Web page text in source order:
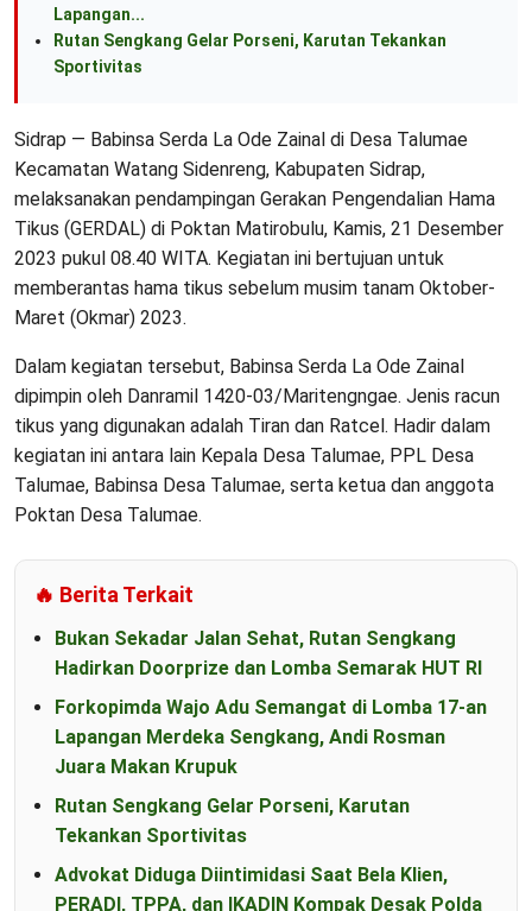
Lapangan...
Rutan Sengkang Gelar Porseni, Karutan Tekankan
Sportivitas
Sidrap — Babinsa Serda La Ode Zainal di Desa Talumae
Kecamatan Watang Sidenreng, Kabupaten Sidrap,
melaksanakan pendampingan Gerakan Pengendalian Hama
Tikus (GERDAL) di Poktan Matirobulu, Kamis, 21 Desember
2023 pukul 08.40 WITA. Kegiatan ini bertujuan untuk
memberantas hama tikus sebelum musim tanam Oktober-
Maret (Okmar) 2023.
Dalam kegiatan tersebut, Babinsa Serda La Ode Zainal
dipimpin oleh Danramil 1420-03/Maritengngae. Jenis racun
tikus yang digunakan adalah Tiran dan Ratcel. Hadir dalam
kegiatan ini antara lain Kepala Desa Talumae, PPL Desa
Talumae, Babinsa Desa Talumae, serta ketua dan anggota
Poktan Desa Talumae.
🔥 Berita Terkait
Bukan Sekadar Jalan Sehat, Rutan Sengkang
Hadirkan Doorprize dan Lomba Semarak HUT RI
Forkopimda Wajo Adu Semangat di Lomba 17-an
Lapangan Merdeka Sengkang, Andi Rosman
Juara Makan Krupuk
Rutan Sengkang Gelar Porseni, Karutan
Tekankan Sportivitas
Advokat Diduga Diintimidasi Saat Bela Klien,
PERADI, TPPA, dan IKADIN Kompak Desak Polda